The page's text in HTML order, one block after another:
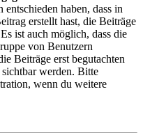
haben, dass in
erstellt hast, die Beiträge
ist auch möglich, dass die
von Benutzern
Beiträge erst begutachten
werden. Bitte
wenn du weitere